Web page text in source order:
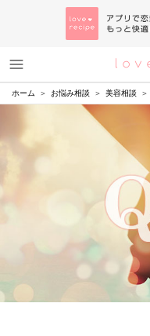
ホーム お悩み相談 美容相談